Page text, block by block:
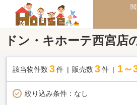
ドン・キホーテ西宮店
該当物件数 3件 販売数 3 件 1～
絞り込み条件： なし